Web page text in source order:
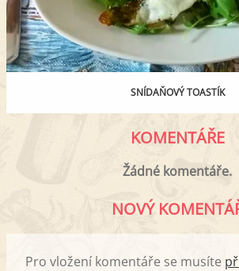
SNÍDAŇOVÝ TOASTÍK
KOMENTÁŘE
Žádné komentáře.
NOVÝ
Pro vložení komentáře se musíte